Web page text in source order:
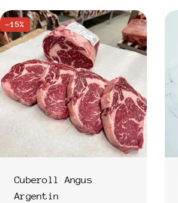
-15%
Cuberoll Angus
Argentin